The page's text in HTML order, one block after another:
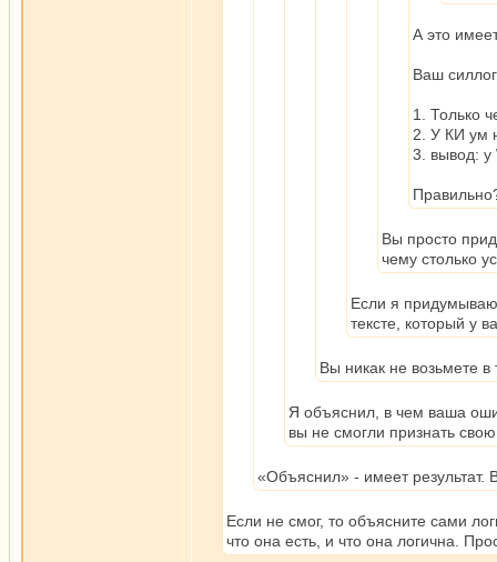
А это
Ваш
1. Только
2. У КИ ум
3. вывод: у
Вы просто
чему столько
Если я
тексте, который у
Вы никак не возьмете
Я объяснил, в чем ваша
вы не смогли признать
«Объяснил» - имеет результат.
Если не смог, то объясните сами
что она есть, и что она логична.